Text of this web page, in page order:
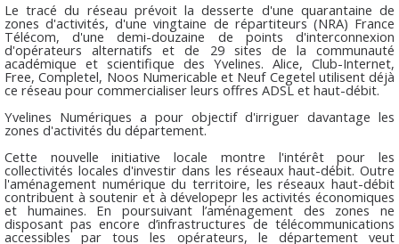
Le tracé du réseau prévoit la desserte d'une quarantaine de
zones d'activités, d'une vingtaine de répartiteurs (NRA) France
Télécom, d'une demi-douzaine de points d'interconnexion
d'opérateurs alternatifs et de 29 sites de la communauté
académique et scientifique des Yvelines. Alice, Club-Internet,
Free, Completel, Noos Numericable et Neuf Cegetel utilisent déjà
ce réseau pour commercialiser leurs offres ADSL et haut-débit.
Yvelines Numériques a pour objectif d'irriguer davantage les
zones d'activités du département.
Cette nouvelle initiative locale montre l'intérêt pour les
collectivités locales d'investir dans les réseaux haut-débit. Outre
l'aménagement numérique du territoire, les réseaux haut-débit
contribuent à soutenir et à dévelopepr les activités économiques
et humaines. En poursuivant l’aménagement des zones ne
disposant pas encore d’infrastructures de télécommunications
accessibles par tous les opérateurs, le département veut